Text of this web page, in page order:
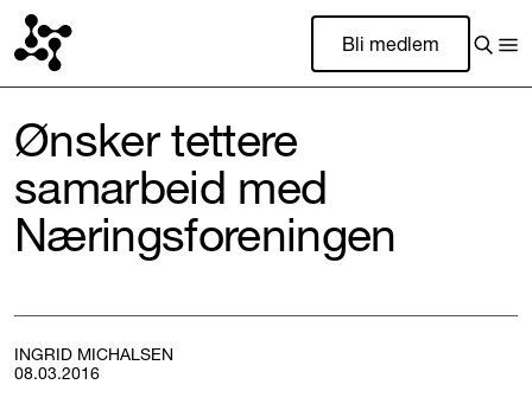
Bli medlem
Ønsker tettere
samarbeid med
Næringsforeningen
INGRID MICHALSEN
08.03.2016